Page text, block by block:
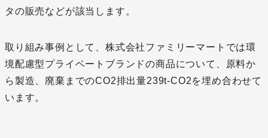
タの販売などが該当します。
取り組み事例として、株式会社ファミリーマートでは環
境配慮型プライベートブランドの商品について、原料か
ら製造、廃棄までのCO2排出量239t-CO2を埋め合わせて
います。